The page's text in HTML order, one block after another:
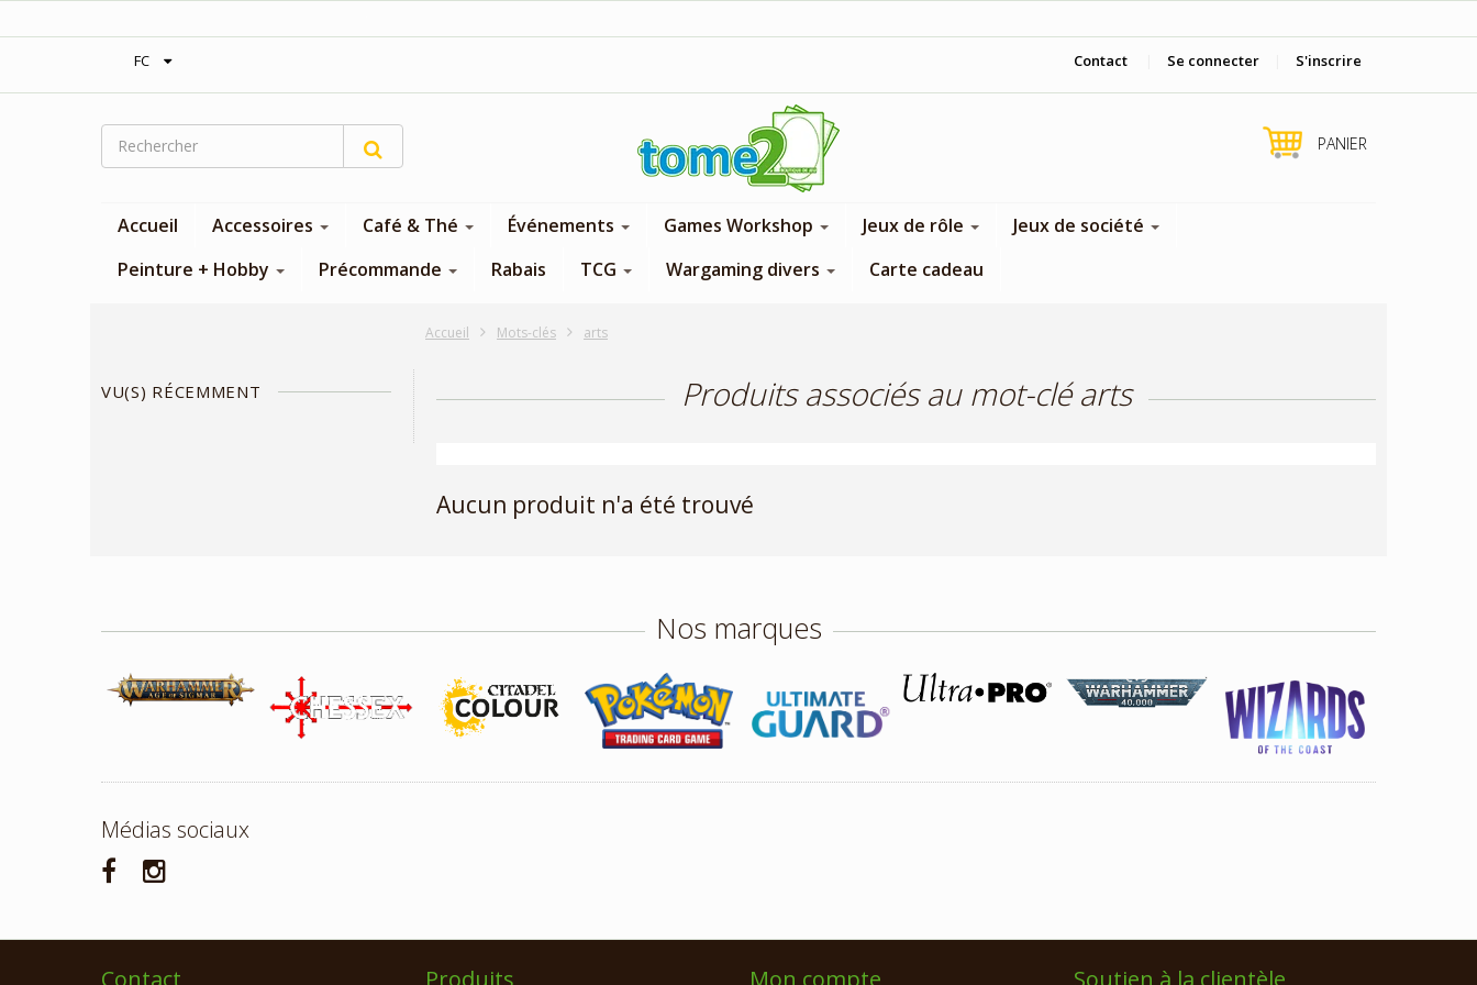
FC Contact Se connecter S'inscrire
PANIER
Accueil Accessoires Café & Thé Événements Games Workshop Jeux de rôle
Jeux de société
Peinture + Hobby
Précommande Rabais TCG Wargaming divers Carte cadeau
Accueil Mots-clés arts
VU(S) RÉCEMMENT Produits associés au mot-clé arts
Aucun produit n'a été trouvé
Nos marques
Médias sociaux